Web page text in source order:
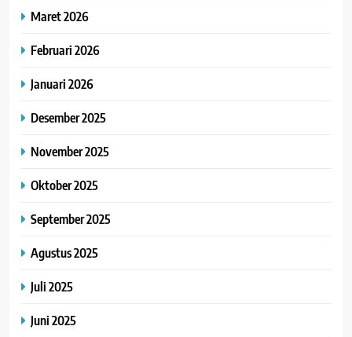
Maret 2026
Februari 2026
Januari 2026
Desember 2025
November 2025
Oktober 2025
September 2025
Agustus 2025
Juli 2025
Juni 2025